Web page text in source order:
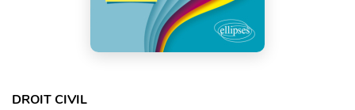
DROIT CIVIL